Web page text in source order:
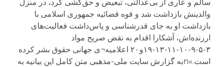
سالم و عاری از بی‌عدالتی، تبعیض و حق‌کشی کرد، در منزل
والدینش بازداشت شد و قوه قضائیه جمهوری اسلامی با
بازداشت او به جای قدرشناسی و پاس‌داشت فعالیت‌های
ارزنده‌اش، آشکارا اقدام به نقض صریح مواد
۳-۵-۹-۱۰-۱۱-۱۳-۱۹و۲۰ اعلامیه¬ی جهانی حقوق بشر کرده
است.»nبه گزارش سایت ملی-مذهبی متن کامل این بیانیه به